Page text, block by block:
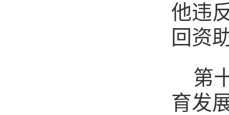
他违
回资
第
育发